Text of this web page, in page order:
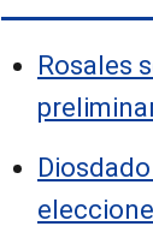
Rosales